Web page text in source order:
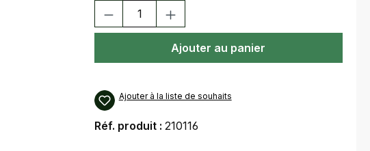
Quantité de produit : Entrez la quantité souhaitée ou
Ajouter au panier
Ajouter à la liste de souhaits
Réf. produit : 210116